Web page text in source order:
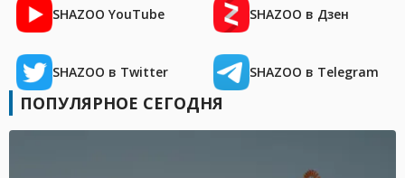
SHAZOO YouTube SHAZOO в Дзен
SHAZOO в Twitter SHAZOO в Telegram
ПОПУЛЯРНОЕ СЕГОДНЯ